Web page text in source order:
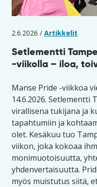
2.6.2026 / Artikkelit
Setlementti
-viikolla – iloa,
Manse Pride -viikkoa
14.6.2026. Setlementti
virallisena tukijana ja
tapahtumiin ja
olet. Kesäkuu tuo
viikon, joka kokoaa
monimuotoisuutta,
yhdenvertaisuutta.
myös muistutus siitä,